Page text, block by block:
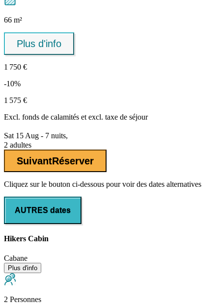
66 m²
Plus d'info
1 750 €
-10%
1 575 €
Excl. fonds de calamités et excl. taxe de séjour
Sat 15 Aug - 7 nuits,
2 adultes
SuivantRéserver
Cliquez sur le bouton ci-dessous pour voir des dates alternatives
AUTRES dates
Hikers Cabin
Cabane
Plus d'info
2 Personnes